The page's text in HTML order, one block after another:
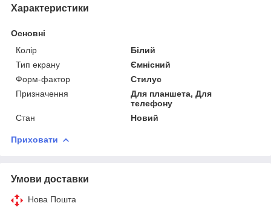
Характеристики
Основні
Колір
Білий
Тип екрану
Ємнісний
Форм-фактор
Стилус
Призначення
Для планшета, Для
телефону
Стан
Новий
Приховати
Умови доставки
Нова Пошта